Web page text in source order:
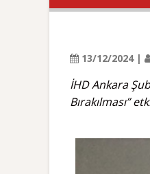
13/12/2024 |
İHD Ankara
Bırakılması”